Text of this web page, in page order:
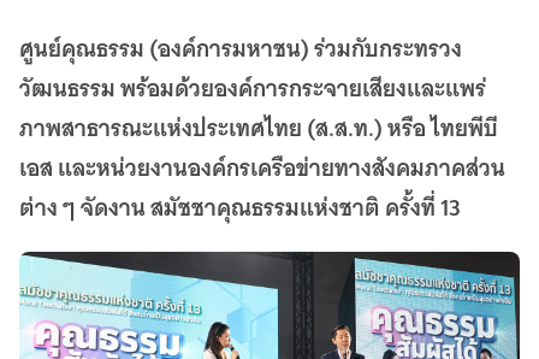
เพราะพลังการสื่อสารอยู่ในมือคุณ
Locals
Policy Watch
จับตาอนาคตประเทศไทย
The Visual
About Thai PBS
ศูนย์คุณธรรม (องค์การมหาชน) ร่วมกับกระทรวง
วัฒนธรรม พร้อมด้วยองค์การกระจายเสียงและแพร่
ภาพสาธารณะแห่งประเทศไทย (ส.ส.ท.) หรือ ไทยพีบี
เอส และหน่วยงานองค์กรเครือข่ายทางสังคมภาคส่วน
ต่าง ๆ จัดงาน สมัชชาคุณธรรมแห่งชาติ ครั้งที่ 13